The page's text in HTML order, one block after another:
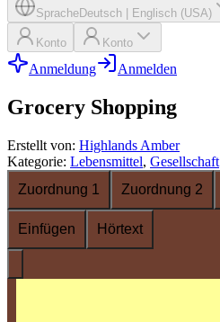
SpracheDeutsch Englisch (USA)
Konto Konto
Anmeldung Anmelden
Grocery Shopping
Erstellt von: Highlands Amber
Kategorie: Lebensmittel, Gesellschaft
Zuordnung 1
Zuordnung 2
Einfügen Hörtext